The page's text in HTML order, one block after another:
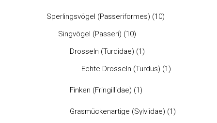
Sperlingsvögel (Passeriformes) (10)
Singvögel (Passeri) (10)
Drosseln (Turdidae) (1)
Echte Drosseln (Turdus) (1)
Finken (Fringillidae) (1)
Grasmückenartige (Sylviidae) (1)